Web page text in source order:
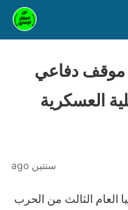
موقف دفاعي
العسكرية
سنتين ago
العام الثالث من الحرب